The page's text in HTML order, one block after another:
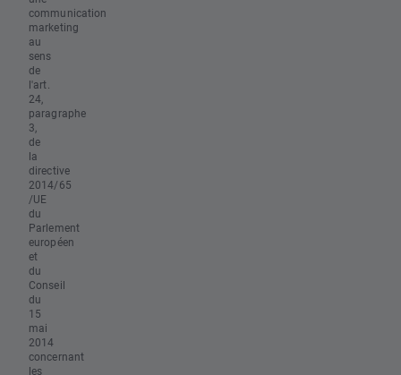
communication
marketing
au
sens
de
l'art.
24,
paragraphe
3,
de
la
directive
2014/65
/UE
du
Parlement
européen
et
du
Conseil
du
15
mai
2014
concernant
les